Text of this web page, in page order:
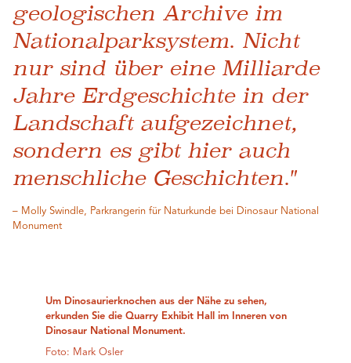
geologischen Archive im
Nationalparksystem. Nicht
nur sind über eine Milliarde
Jahre Erdgeschichte in der
Landschaft aufgezeichnet,
sondern es gibt hier auch
menschliche Geschichten."
– Molly Swindle, Parkrangerin für Naturkunde bei Dinosaur National
Monument
Um Dinosaurierknochen aus der Nähe zu sehen,
erkunden Sie die Quarry Exhibit Hall im Inneren von
Dinosaur National Monument.
Foto: Mark Osler